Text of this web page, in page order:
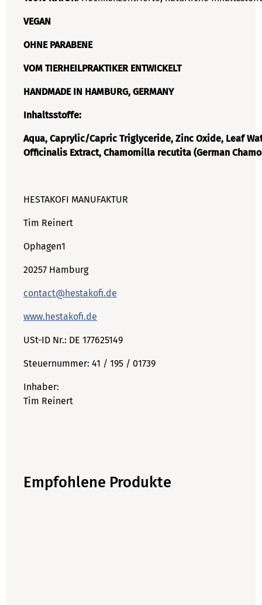
VEGAN
OHNE PARABENE
VOM TIERHEILPRAKTIKER ENTWICKELT
HANDMADE IN HAMBURG, GERMANY
Inhaltsstoffe:
Aqua, Caprylic/Capric Triglyceride, Zinc Oxide, Leaf
Officinalis Extract, Chamomilla recutita (German
HESTAKOFI MANUFAKTUR
Tim Reinert
Ophagen1
20257 Hamburg
contact@hestakofi.de
www.hestakofi.de
USt-ID Nr.: DE 177625149
Steuernummer: 41 / 195 / 01739
Inhaber:
Tim Reinert
Empfohlene Produkte